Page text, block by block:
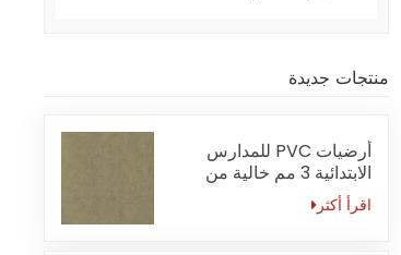
منتجات جديدة
أرضيات PVC للمدارس
الابتدائية 3 مم خالية من
الفورمالديهايد
اقرأ أكثر